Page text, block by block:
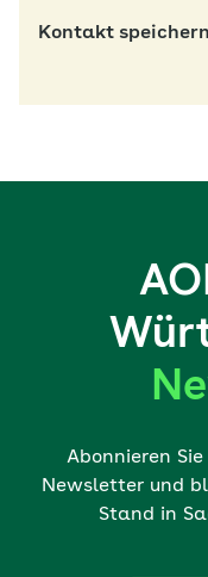
Kontakt speichern
Abonnieren
Newsletter und
Stand in